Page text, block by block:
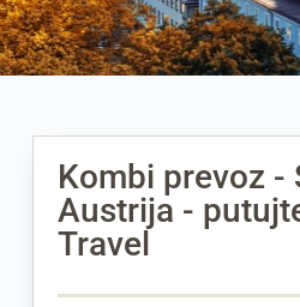
Kombi prevoz -
Austrija -
Travel